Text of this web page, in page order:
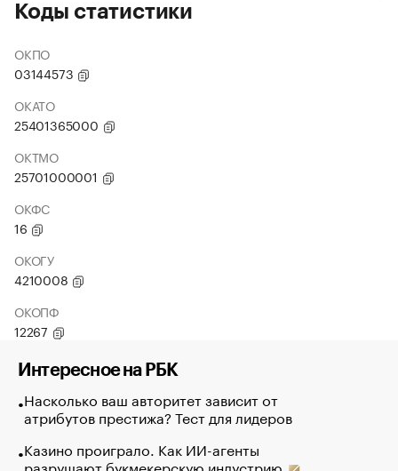
Коды статистики
ОКПО
03144573
ОКАТО
25401365000
ОКТМО
25701000001
ОКФС
16
ОКОГУ
4210008
ОКОПФ
12267
Интересное на РБК
Насколько ваш авторитет зависит от
атрибутов престижа? Тест для лидеров
Казино проиграло. Как ИИ-агенты
разрушают букмекерскую индустрию